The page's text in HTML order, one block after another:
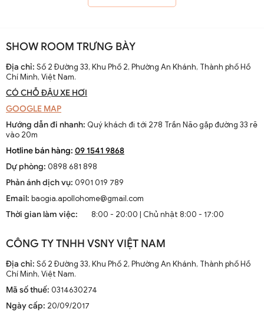
pháp thông gió hiệu quả ở các khu vực nhiệt đới. Ban đầu
được làm thủ công và chạy bằng điện từ pin, chúng
nhanh chóng phát triển với sự tiến bộ của công nghệ
điện.
Sự thay đổi và cải tiến qua các thập kỷ
tiến với thiết kế hiện đại, động cơ mạnh mẽ và khả năng
cứu để nâng cao hiệu suất và thẩm mỹ của sản phẩm.
Xu hướng hiện tại trên thị trường
Hiện nay, quạt trần cánh dài không chỉ là thiết bị làm mát
sống. Chúng kết hợp công nghệ tiên tiến như điều khiển
1.2. Cấu Tạo và Nguyên Lý Hoạt Động
Cấu trúc tổng thể của quạt trần cánh dài
SHOW ROOM TRƯNG BÀY
Địa chỉ: Số 2 Đường 33, Khu Phố 2, Phường An Khánh, Thành phố Hồ
Chí Minh, Việt Nam.
CÓ CHỖ ĐẬU XE HƠI
GOOGLE MAP
Hướng dẫn đi nhanh: Quý khách đi tới 278 Trần Não gặp đường 33 rẽ
vào 20m
Hotline bán hàng: 09 1541 9868
Dự phòng: 0898 681 898
Phản ánh dịch vụ: 0901 019 789
Email: baogia.apollohome@gmail.com
Thời gian làm việc:
8:00 - 20:00 | Chủ nhật 8:00 - 17:00
CÔNG TY TNHH VSNY VIỆT NAM
Địa chỉ: Số 2 Đường 33, Khu Phố 2, Phường An Khánh, Thành phố Hồ
Chí Minh, Việt Nam.
Mã số thuế: 0314630274
Ngày cấp: 20/09/2017